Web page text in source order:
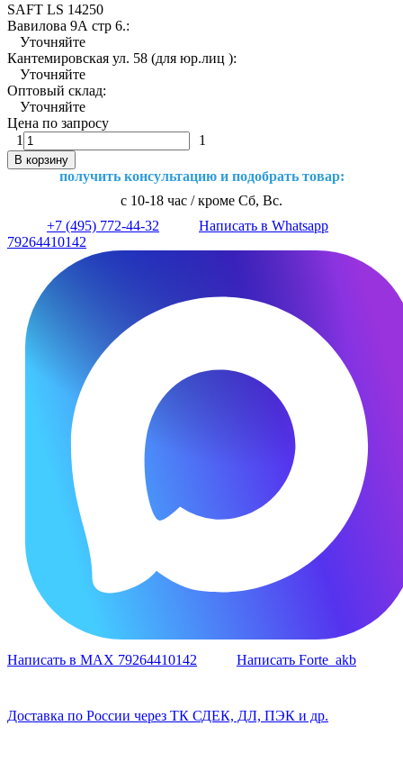
SAFT LS 14250
Вавилова 9А стр 6.:
Уточняйте
Кантемировская ул. 58 (для юр.лиц ):
Уточняйте
Оптовый склад:
Уточняйте
Цена по запросу
1
1
В корзину
получить консультацию и подобрать товар:
с 10-18 час / кроме Сб, Вс.
+7 (495) 772-44-32
Написать в Whatsapp
79264410142
Написать в MAX 79264410142 Написать Forte_akb
Доставка по России через ТК СДЕК, ДЛ, ПЭК и др.